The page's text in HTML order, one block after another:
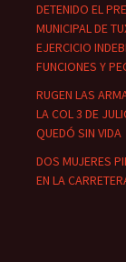
DETENIDO EL
MUNICIPAL DE
EJERCICIO
FUNCIONES Y
RUGEN LAS
LA COL 3 DE
QUEDÓ SIN VIDA
DOS MUJERES
EN LA